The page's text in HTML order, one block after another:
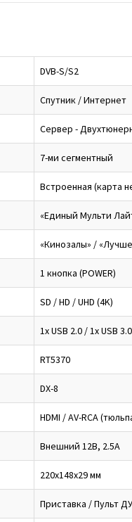
DVB-S/S2
Спутник / Интернет
Сервер -
7-ми сегментный
Встроенная (карта
«Единый Мульти
«Кинозалы» /
1 кнопка (POWER)
SD / HD / UHD (4K)
1x USB 2.0 / 1x USB 3.0
RT5370
DX-8
HDMI / AV-RCA
Внешний 12В, 2.5А
220x148x29 мм
Приставка / Пульт